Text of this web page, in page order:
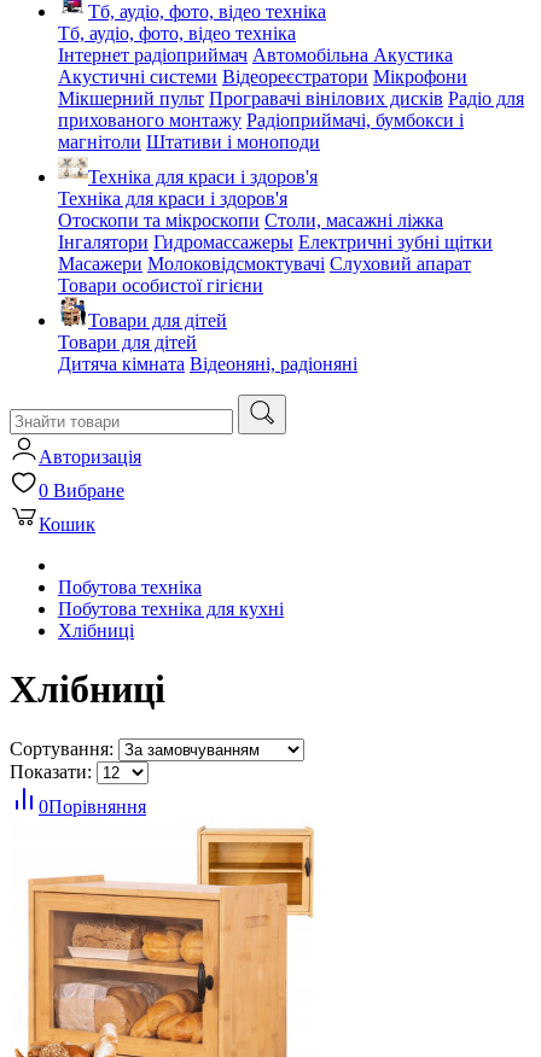
Тб, аудіо, фото, відео техніка
Тб, аудіо, фото, відео техніка
Інтернет радіоприймач Автомобільна Акустика
Акустичні системи Відеореєстратори Мікрофони
Мікшерний пульт Програвачі вінілових дисків Радіо для
прихованого монтажу Радіоприймачі, бумбокси і
магнітоли Штативи і моноподи
Техніка для краси і здоров'я
Техніка для краси і здоров'я
Отоскопи та мікроскопи Столи, масажні ліжка
Інгалятори Гидромассажеры Електричні зубні щітки
Масажери Молоковідсмоктувачі Слуховий апарат
Товари особистої гігієни
Товари для дітей
Товари для дітей
Дитяча кімната Відеоняні, радіоняні
Авторизація
0 Вибране
Кошик
Побутова техніка
Побутова техніка для кухні
Хлібниці
Хлібниці
Сортування:
Показати:
0Порівняння